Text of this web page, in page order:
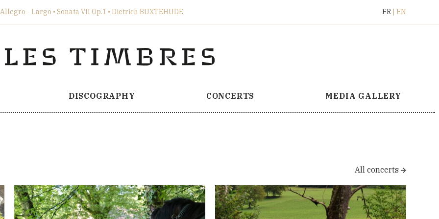
fermer la playlist
Allegro - Largo • Sonata VII Op.1 • Dietrich BUXTEHUDE FRFrançais
ENEnglish
DISCOGRAPHY CONCERTS MEDIA GALLERY
All concerts